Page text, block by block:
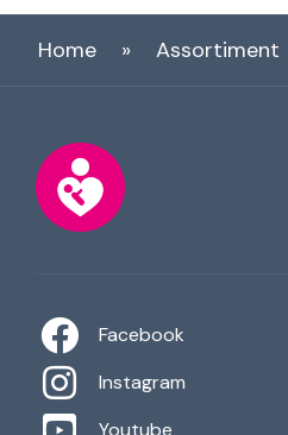
Home » Assortiment
Facebook
Instagram
Youtube